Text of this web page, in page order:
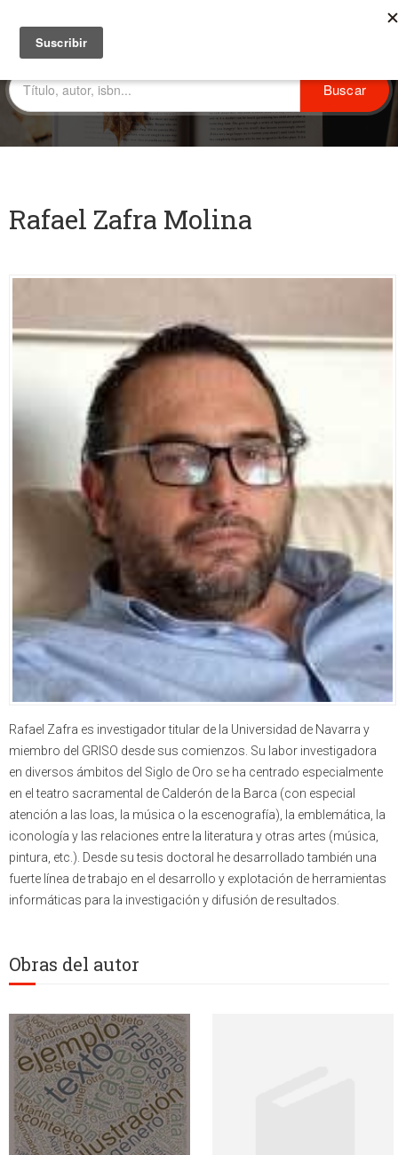
Rafael Zafra Molina
Rafael Zafra es investigador titular de la Universidad de Navarra y
miembro del GRISO desde sus comienzos. Su labor investigadora
en diversos ámbitos del Siglo de Oro se ha centrado especialmente
en el teatro sacramental de Calderón de la Barca (con especial
atención a las loas, la música o la escenografía), la emblemática, la
iconología y las relaciones entre la literatura y otras artes (música,
pintura, etc.). Desde su tesis doctoral he desarrollado también una
fuerte línea de trabajo en el desarrollo y explotación de herramientas
informáticas para la investigación y difusión de resultados.
Obras del autor